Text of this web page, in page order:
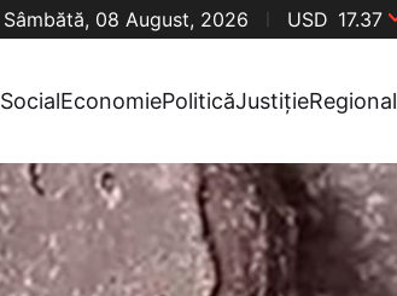
Sâmbătă, 08 August, 2026 USD 17.37
SocialEconomiePoliticăJustițieRegional